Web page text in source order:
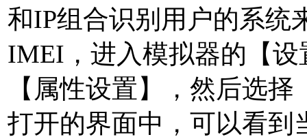
和IP组合识别用户的系统
IMEI，进入模拟器的【
【属性设置】，然后选
打开的界面中，可以看